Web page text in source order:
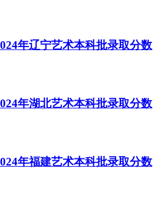
年辽宁艺术本科批录取分数
年湖北艺术本科批录取分数
年福建艺术本科批录取分数